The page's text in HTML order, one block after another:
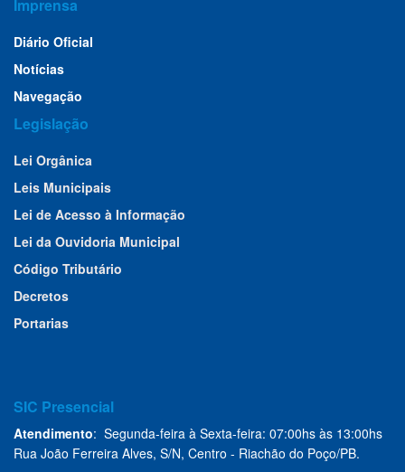
Imprensa
Diário Oficial
Notícias
Navegação
Legislação
Lei Orgânica
Leis Municipais
Lei de Acesso à Informação
Lei da Ouvidoria Municipal
Código Tributário
Decretos
Portarias
SIC Presencial
Atendimento: Segunda-feira à Sexta-feira: 07:00hs às 13:00hs
Rua João Ferreira Alves, S/N, Centro - Riachão do Poço/PB.